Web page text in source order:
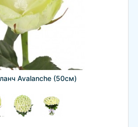
Avalanche (50см)